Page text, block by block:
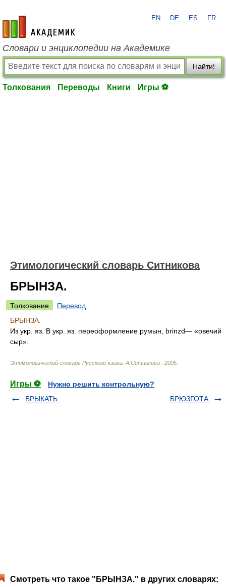
academic.ru
EN DE ES FR
Словари и энциклопедии на Академике
Найти!
Толкования Переводы Книги Игры ⚽
Этимологический словарь Ситникова
БРЫНЗА.
Толкование
Перевод
БРЫНЗА.
Из укр. яз. В укр. яз. переоформление румын, brinzd— «овечий
сыр».
Этимологический словарь Русского языка А.Ситникова 2005
Игры ⚽
Нужно решить контрольную?
БРЫКАТЬ.
БРЮЗГОТА
Смотреть что такое "БРЫНЗА." в других словарях: